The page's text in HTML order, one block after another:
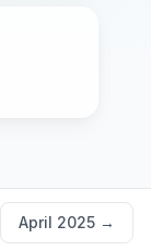
April 2025 →